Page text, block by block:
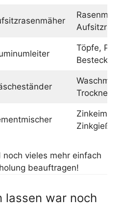
Töpfe,
Besteck
Trockner
Zinkeimer,
vieles mehr einfach
beauftragen!
lassen war noch